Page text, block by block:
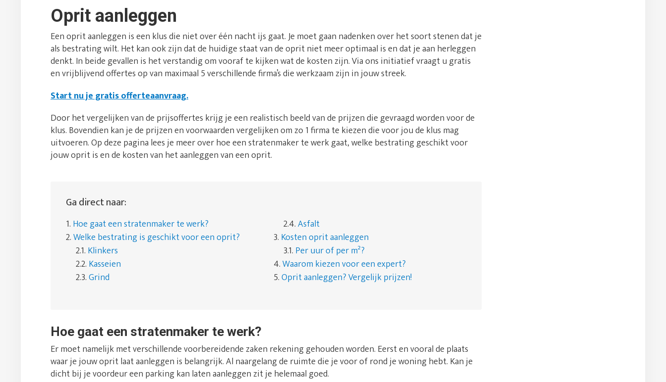
Oprit aanleggen
Een oprit aanleggen is een klus die niet over één nacht ijs gaat. Je moet gaan nadenken over het soort stenen dat je
als bestrating wilt. Het kan ook zijn dat de huidige staat van de oprit niet meer optimaal is en dat je aan herleggen
denkt. In beide gevallen is het verstandig om vooraf te kijken wat de kosten zijn. Via ons initiatief vraagt u gratis
en vrijblijvend offertes op van maximaal 5 verschillende firma’s die werkzaam zijn in jouw streek.
Start nu je gratis offerteaanvraag.
Door het vergelijken van de prijsoffertes krijg je een realistisch beeld van de prijzen die gevraagd worden voor de
klus. Bovendien kan je de prijzen en voorwaarden vergelijken om zo 1 firma te kiezen die voor jou de klus mag
uitvoeren. Op deze pagina lees je meer over hoe een stratenmaker te werk gaat, welke bestrating geschikt voor
jouw oprit is en de kosten van het aanleggen van een oprit.
Ga direct naar:
1. Hoe gaat een stratenmaker te werk?
2.Welke bestrating is geschikt voor een oprit?
2.1. Klinkers
2.2. Kasseien
2.3.Grind
2.4.Asfalt
3. Kosten oprit aanleggen
3.1. Per uur of per m²?
4.Waarom kiezen voor een expert?
5.Oprit aanleggen? Vergelijk prijzen!
Hoe gaat een stratenmaker te werk?
Er moet namelijk met verschillende voorbereidende zaken rekening gehouden worden. Eerst en vooral de plaats
waar je jouw oprit laat aanleggen is belangrijk. Al naargelang de ruimte die je voor of rond je woning hebt. Kan je
dicht bij je voordeur een parking kan laten aanleggen zit je helemaal goed.